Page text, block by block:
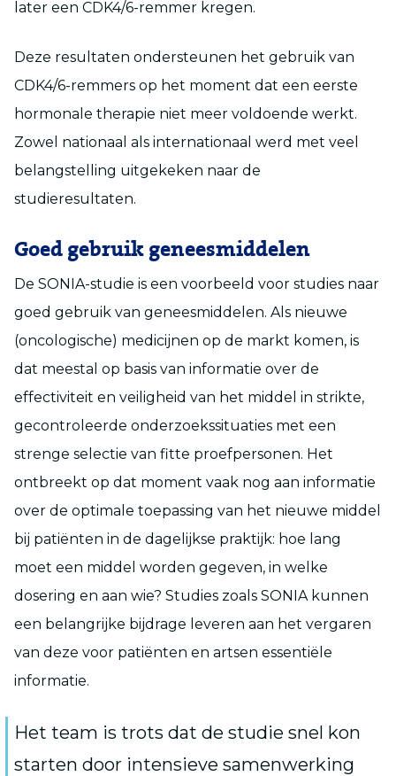
later een CDK4/6-remmer kregen.
Deze resultaten ondersteunen het gebruik van
CDK4/6-remmers op het moment dat een eerste
hormonale therapie niet meer voldoende werkt.
Zowel nationaal als internationaal werd met veel
belangstelling uitgekeken naar de
studieresultaten.
Goed gebruik geneesmiddelen
De SONIA-studie is een voorbeeld voor studies naar
goed gebruik van geneesmiddelen. Als nieuwe
(oncologische) medicijnen op de markt komen, is
dat meestal op basis van informatie over de
effectiviteit en veiligheid van het middel in strikte,
gecontroleerde onderzoekssituaties met een
strenge selectie van fitte proefpersonen. Het
ontbreekt op dat moment vaak nog aan informatie
over de optimale toepassing van het nieuwe middel
bij patiënten in de dagelijkse praktijk: hoe lang
moet een middel worden gegeven, in welke
dosering en aan wie? Studies zoals SONIA kunnen
een belangrijke bijdrage leveren aan het vergaren
van deze voor patiënten en artsen essentiële
informatie.
Het team is trots dat de studie snel kon
starten door intensieve samenwerking